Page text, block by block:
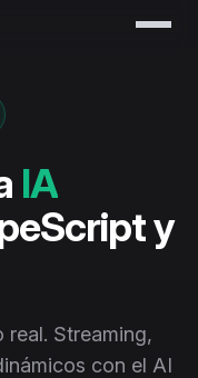
IA
y
real. Streaming,
con el AI